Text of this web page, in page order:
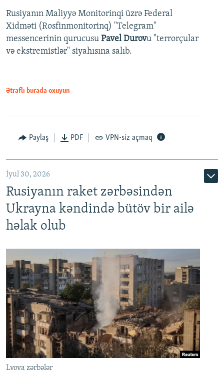
Rusiyanın Maliyyə Monitorinqi üzrə Federal
Xidməti (Rosfinmonitorinq) "Telegram"
messencerinin qurucusu Pavel Durovu "terrorçular
və ekstremistlər" siyahısına salıb.
Ətraflı burada oxuyun
Paylaş PDF VPN-siz açmaq
İyul 30, 2026
Rusiyanın raket zərbəsindən
Ukrayna kəndində bütöv bir ailə
həlak olub
Lvova zərbələr